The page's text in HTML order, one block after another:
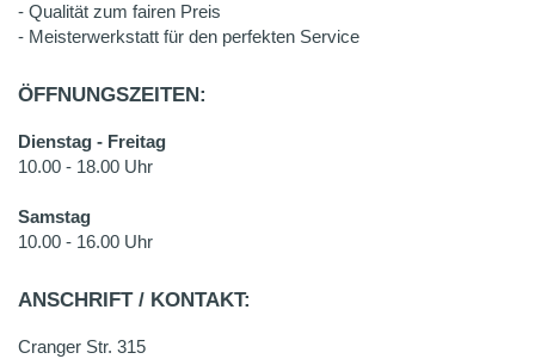
- Qualität zum fairen Preis
- Meisterwerkstatt für den perfekten Service
ÖFFNUNGSZEITEN:
Dienstag - Freitag
10.00 - 18.00 Uhr
Samstag
10.00 - 16.00 Uhr
ANSCHRIFT / KONTAKT:
Cranger Str. 315